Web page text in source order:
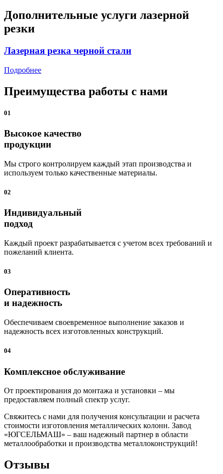
Дополнительные услуги лазерной
резки
Лазерная резка черной стали
Подробнее
Преимущества работы с нами
01
Высокое качество
продукции
Мы строго контролируем каждый этап производства и
используем только качественные материалы.
02
Индивидуальный
подход
Каждый проект разрабатывается с учетом всех требований и
пожеланий клиента.
03
Оперативность
и надежность
Обеспечиваем своевременное выполнение заказов и
надежность всех изготовленных конструкций.
04
Комплексное обслуживание
От проектирования до монтажа и установки – мы
предоставляем полный спектр услуг.
Свяжитесь с нами для получения консультации и расчета
стоимости изготовления металлических колонн. Завод
«‎ЮГСЕЛЬМАШ» – ваш надежный партнер в области
металлообработки и производства металлоконструкций!
Отзывы